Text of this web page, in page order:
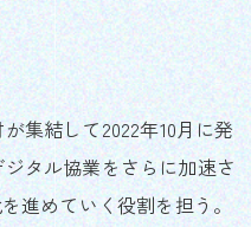
集結して2022年10月に発
タル協業をさらに加速さ
進めていく役割を担う。